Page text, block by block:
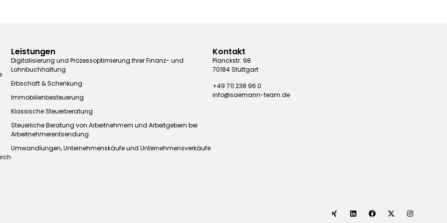
Leistungen
Digitalisierung und Prozessoptimierung Ihrer Finanz- und
Lohnbuchhaltung
Erbschaft & Schenkung
Immobilienbesteuerung
Klassische Steuerberatung
Steuerliche Beratung von Arbeitnehmern und Arbeitgebern bei
Arbeitnehmerentsendung
Umwandlungen, Unternehmenskäufe und Unternehmensverkäufe
Kontakt
Planckstr. 98
70184 Stuttgart
+49 711 238 96 0
info@saemann-team.de